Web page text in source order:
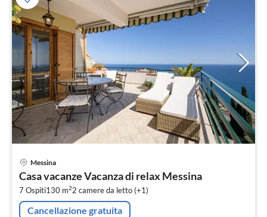
Messina
Casa vacanze Vacanza di relax Messina
7 Ospiti130 m22 camere da letto (+1)
Cancellazione gratuita